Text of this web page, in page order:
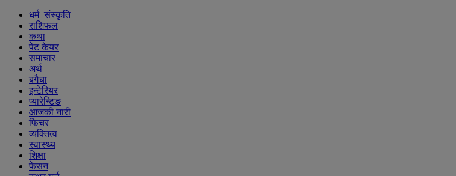
धर्म–संस्कृति
राशिफल
कथा
पेट केयर
समाचार
अर्थ
बगैचा
इन्टेरियर
प्यारेन्टिङ
आजकी नारी
फिचर
व्यक्तित्व
स्वास्थ्य
शिक्षा
फेसन